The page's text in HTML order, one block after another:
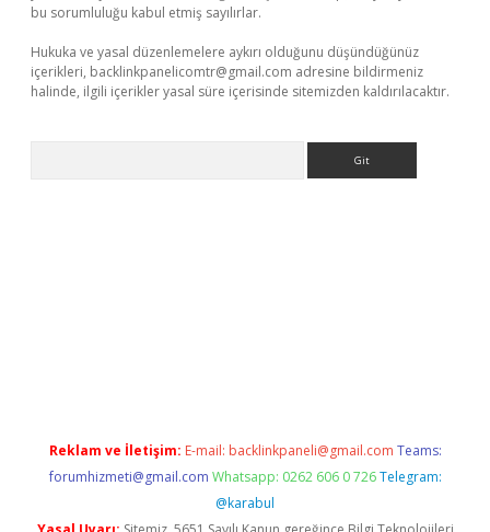
bu sorumluluğu kabul etmiş sayılırlar.
Hukuka ve yasal düzenlemelere aykırı olduğunu düşündüğünüz
içerikleri, backlinkpanelicomtr@gmail.com adresine bildirmeniz
halinde, ilgili içerikler yasal süre içerisinde sitemizden kaldırılacaktır.
Reklam ve İletişim: E-mail: backlinkpaneli@gmail.com Teams:
forumhizmeti@gmail.com Whatsapp: 0262 606 0 726 Telegram:
@karabul